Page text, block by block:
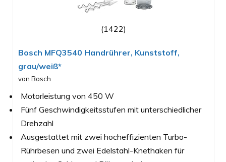
(1422)
Bosch MFQ3540 Handrührer, Kunststoff,
grau/weiß*
von Bosch
Motorleistung von 450 W
Fünf Geschwindigkeitsstufen mit unterschiedlicher
Drehzahl
Ausgestattet mit zwei hocheffizienten Turbo-
Rührbesen und zwei Edelstahl-Knethaken für